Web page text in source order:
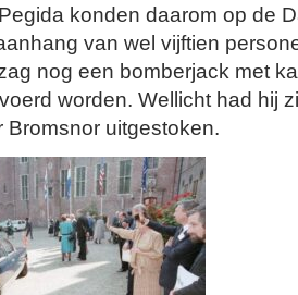
konden daarom op de
van wel vijftien
nog een bomberjack met
worden. Wellicht had hij
Bromsnor uitgestoken.